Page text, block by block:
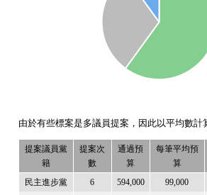
由於有些標案是多議員提案，因此以平均數計
提案議員黨
籍
提案次
數
通過預
算
每筆平均預
算
民主進步黨 6 594,000 99,000